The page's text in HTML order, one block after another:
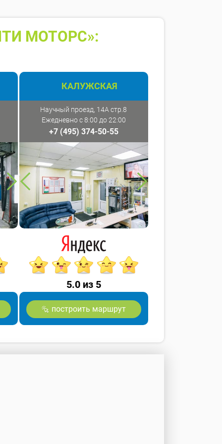
МОТОРС»:
КАЛУЖСКАЯ
Научный проезд, 14А стр.8
Ежедневно с 8:00 до 22:00
+7 (495) 374-50-55
5.0 из 5
построить маршрут